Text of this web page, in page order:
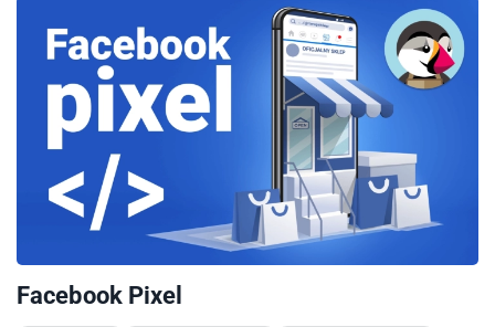
Facebook Pixel